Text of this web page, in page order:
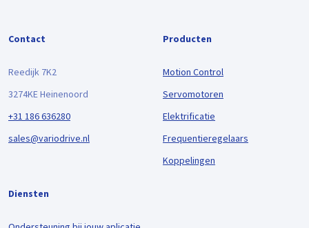
Contact
Reedijk 7K2
3274KE Heinenoord
+31 186 636280
sales@variodrive.nl
Producten
Motion Control
Servomotoren
Elektrificatie
Frequentieregelaars
Koppelingen
Diensten